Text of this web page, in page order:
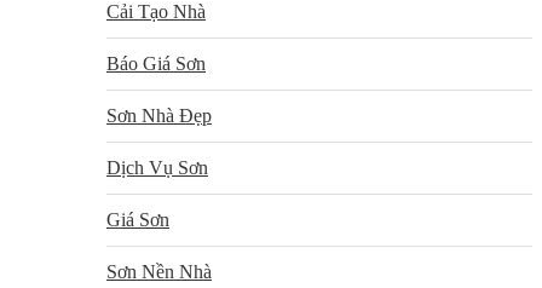
Cải Tạo Nhà
Báo Giá Sơn
Sơn Nhà Đẹp
Dịch Vụ Sơn
Giá Sơn
Sơn Nền Nhà